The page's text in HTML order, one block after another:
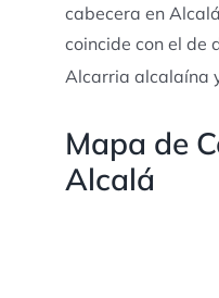
cabecera en
coincide con el de
Alcarria alcalaína
Mapa de
Alcalá